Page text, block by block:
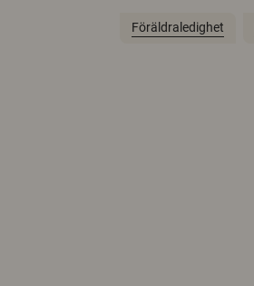
Föräldraledighet